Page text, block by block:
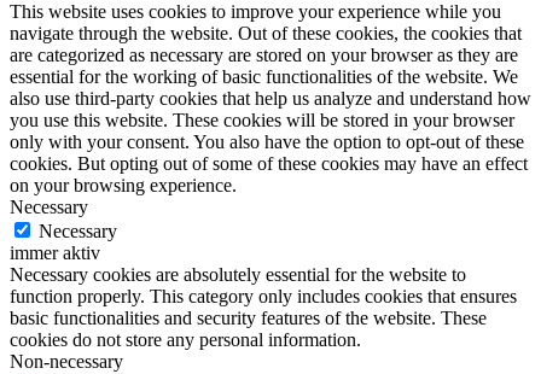
This website uses cookies to improve your experience while you
navigate through the website. Out of these cookies, the cookies that
are categorized as necessary are stored on your browser as they are
essential for the working of basic functionalities of the website. We
also use third-party cookies that help us analyze and understand how
you use this website. These cookies will be stored in your browser
only with your consent. You also have the option to opt-out of these
cookies. But opting out of some of these cookies may have an effect
on your browsing experience.
Necessary
Necessary
immer aktiv
Necessary cookies are absolutely essential for the website to
function properly. This category only includes cookies that ensures
basic functionalities and security features of the website. These
cookies do not store any personal information.
Non-necessary